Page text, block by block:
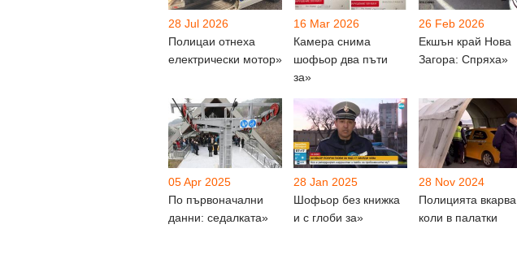
28 Jul 2026
Полицаи отнеха
електрически мотор»
16 Mar 2026
Камера снима
шофьор два пъти
за»
26 Feb 2026
Екшън край Нова
Загора: Спряха»
05 Apr 2025
По първоначални
данни: седалката»
28 Jan 2025
Шофьор без книжка
и с глоби за»
28 Nov 2024
Полицията вкарва
коли в палатки